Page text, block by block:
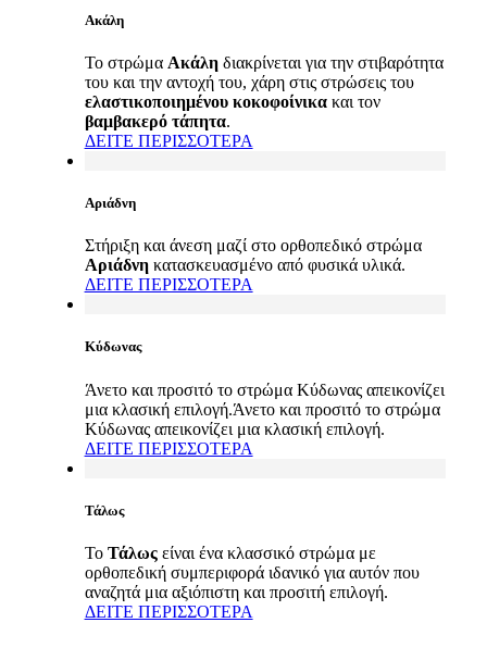
Ακάλη
Το στρώμα Ακάληδιακρίνεται για την στιβαρότητα
του και την αντοχή του, χάρη στις στρώσεις του
ελαστικοποιημένου κοκοφοίνικακαι τον
βαμβακερό τάπητα.
ΔΕΙΤΕ ΠΕΡΙΣΣΟΤΕΡΑ
Αριάδνη
Στήριξη και άνεση μαζί στο ορθοπεδικό στρώμα
Αριάδνη κατασκευασμένο από φυσικά υλικά.
ΔΕΙΤΕ ΠΕΡΙΣΣΟΤΕΡΑ
Κύδωνας
Άνετο και προσιτό το στρώμα Κύδωνας απεικονίζει
μια κλασική επιλογή.Άνετο και προσιτό το στρώμα
Κύδωνας απεικονίζει μια κλασική επιλογή.
ΔΕΙΤΕ ΠΕΡΙΣΣΟΤΕΡΑ
Τάλως
Το Τάλωςείναι ένα κλασσικό στρώμα με
ορθοπεδική συμπεριφορά ιδανικό για αυτόν που
αναζητά μια αξιόπιστη και προσιτή επιλογή.
ΔΕΙΤΕ ΠΕΡΙΣΣΟΤΕΡΑ